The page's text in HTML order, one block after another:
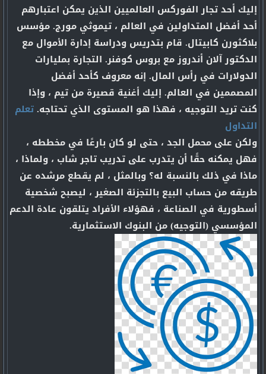
إليك أحد تجار الفوركس العالميين الذين يمكن اعتبارهم
أحد أفضل المتداولين في العالم ، تيموثي مورج. مؤسس
بلاكثورن كابيتال. قام بتدريس ودراسة إدارة الأموال مع
الدكتور آلان أندروز مع بروس كوفنر. التجارة بمليارات
الدولارات في رأس المال. إنه معروف كأحد أفضل
المصممين في العالم. إليك أغنية قصيرة من تيم ، وإذا
كنت تريد التوجيه ، فهذا هو المستوى الذي تحتاجه.تعلم
التداول
ولكن على محمل الجد ، حتى لو كان بارعًا في مخططه ،
فهل يمكنه حقًا أن يتدرب على تدريب تاجر شاب ، ولماذا ،
ماذا في ذلك بالنسبة له؟ وبالمثل ، لم يقطع مرشده عن
طريقه من حساب البيع بالتجزئة الصغير ، ليصبح شخصية
أسطورية في الصناعة ، فهؤلاء الأفراد يتلقون عادة الدعم
المؤسسي (التوجيه) من البنوك الاستثمارية.